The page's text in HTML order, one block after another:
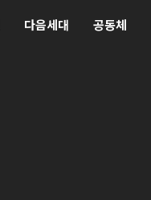
다음세대 공동체